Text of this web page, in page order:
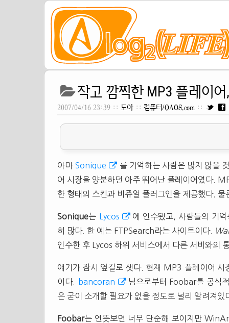
작고 깜찍한 MP3 플레이
2007/04/16 23:39 :: 도아 :: 컴퓨터/QAOS.com ::
아마 Sonique
를 기억하는 사람은 많지 않을
어 시장을 양분하던 아주 뛰어난 플레이어였다.
한 형태의 스킨과 비쥬얼 플러그인을 제공했다.
Sonique는 Lycos
에 인수됐고, 사람들의 기
히 많다. 한 예는 FTPSearch라는 사이트이다.
인수한 후 Lycos 하위 서비스에서 다른 서비와의
얘기가 잠시 옆길로 샛다. 현재 MP3 플레이어 시
이다.
bancoran
님으로부터 Foobar를 공식
은 굳이 소개할 필요가 없을 정도로 널리 알려져있
Foobar는 언뜻보면 너무 단순해 보이지만